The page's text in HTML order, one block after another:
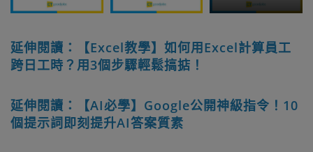
延伸閱讀：【Excel教學】如何用Excel計算員工
跨日工時？用3個步驟輕鬆搞掂！
延伸閱讀：【AI必學】Google公開神級指令！10
個提示詞即刻提升AI答案質素